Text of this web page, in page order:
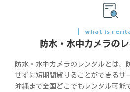
what is
防水・水中カメラの
防水・水中カメラのレンタルとは、
せずに短期間貸りることができるサ
沖縄まで全国どこでもレンタル可能